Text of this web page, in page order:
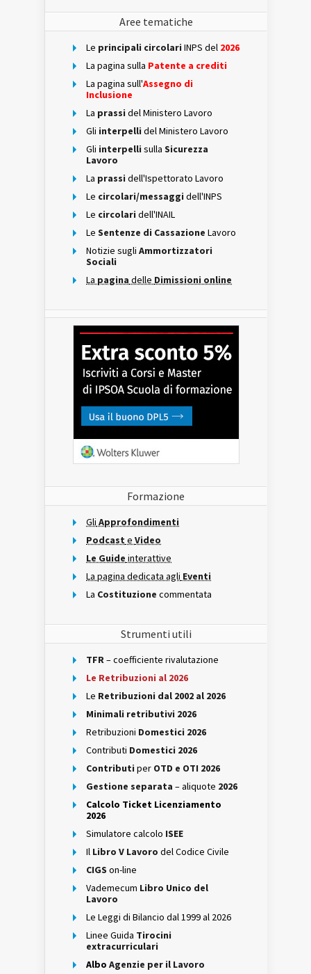
Aree tematiche
Le principali circolari INPS del 2026
La pagina sulla Patente a crediti
La pagina sull'Assegno di
Inclusione
La prassi del Ministero Lavoro
Gli interpelli del Ministero Lavoro
Gli interpelli sulla Sicurezza
Lavoro
La prassi dell'Ispettorato Lavoro
Le circolari/messaggi dell'INPS
Le circolari dell'INAIL
Le Sentenze di Cassazione Lavoro
Notizie sugli Ammortizzatori
Sociali
La pagina delle Dimissioni online
Formazione
Gli Approfondimenti
Podcast e Video
Le Guide interattive
La pagina dedicata agli Eventi
La Costituzione commentata
Strumenti utili
TFR– coefficiente rivalutazione
Le Retribuzioni al 2026
Le Retribuzioni dal 2002 al 2026
Minimali retributivi 2026
Retribuzioni Domestici 2026
Contributi Domestici 2026
Contributi per OTD e OTI 2026
Gestione separata – aliquote 2026
Calcolo Ticket Licenziamento
2026
Simulatore calcolo ISEE
Il Libro V Lavoro del Codice Civile
CIGS on-line
Vademecum Libro Unico del
Lavoro
Le Leggi di Bilancio dal 1999 al 2026
Linee Guida Tirocini
extracurriculari
Albo Agenzie per il Lavoro